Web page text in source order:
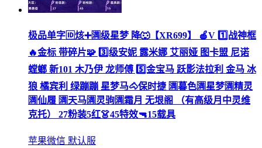
极品单字🆔烗➕🈵级星梦 降🐺【XR699】 🍎V 1️⃣战神框
🔥金标 带碎片🧩 3️⃣级安妮 露米娜 艾丽娅 图卡盟 尼诺
螳螂 新101 木乃伊 龙师傅 5️⃣金宝马 跃影法拉利 金马 冰
狼 橘宾利 绿蹦蹦 星梦马🐴保时捷 🈵暮色🈵星梦🈵精灵
🈵仙履 🈵天马🈵灵驹🈵霜月 无垠阁 （有高级月中灵维
克托） 27粉装5红👗45特效🔫15载具
苹果微信 默认服